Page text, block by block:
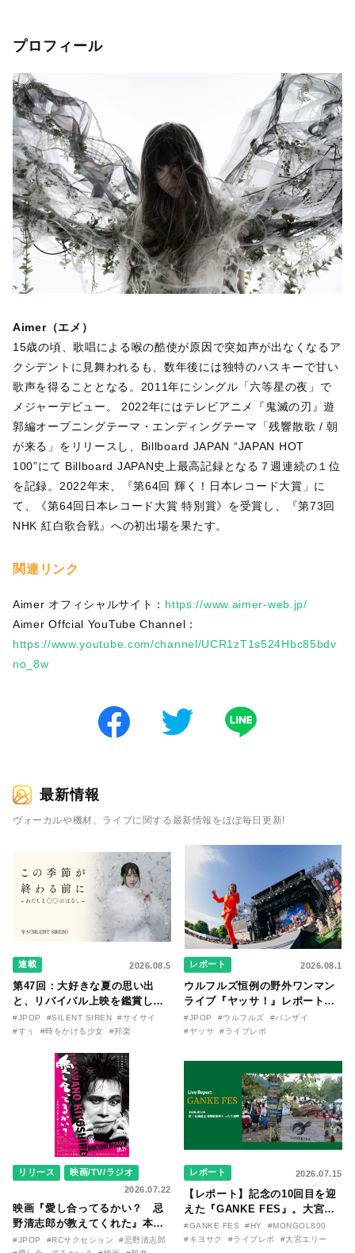
プロフィール
Aimer（エメ）
15歳の頃、歌唱による喉の酷使が原因で突如声が出なくなるア
クシデントに見舞われるも、数年後には独特のハスキーで甘い
歌声を得ることとなる。2011年にシングル「六等星の夜」で
メジャーデビュー。 2022年にはテレビアニメ『鬼滅の刃』遊
郭編オープニングテーマ・エンディングテーマ「残響散歌 / 朝
が来る」をリリースし、Billboard JAPAN “JAPAN HOT
100”にて Billboard JAPAN史上最高記録となる７週連続の１位
を記録。2022年末、『第64回 輝く！日本レコード大賞」に
て、《第64回日本レコード大賞 特別賞》を受賞し、『第73回
NHK 紅白歌合戦』への初出場を果たす。
関連リンク
Aimer オフィシャルサイト： https://www.aimer-web.jp/
Aimer Offcial YouTube Channel：
https://www.youtube.com/channel/UCR1zT1s524Hbc85bdv
no_8w
最新情報
ヴォーカルや機材、ライブに関する最新情報をほぼ毎日更新!
連載 2026.08.5
第47回：大好きな夏の思い出
と、リバイバル上映を鑑賞した
『時をかける少女』のおはなし
〜SILENT SIREN・すぅ『この
〇のはなし〜』
#JPOP #SILENT SIREN
#サイサイ
#すぅ
#時をかける少女 #邦楽
レポート 2026.08.1
ウルフルズ恒例の野外ワンマン
ライブ『ヤッサ！』レポート！
リリースから30年を迎えたアル
バム『バンザイ』完全再現に、
た日。
#JPOP #ウルフルズ
#バンザイ
#ヤッサ
#ライブレポ
リリース
映画/TV/ラジオ
2026.07.22
映画『愛し合ってるかい？ 忌
野清志郎が教えてくれた』本予
告映像とキービジュアルがつい
#JPOP #RCサクセション
#忌野清志郎
レポート 2026.07.15
【レポート】記念の10回目を迎
えた『GANKE FES』。大宮エ
リー作『アイヌの神々の崖』を
前に、キヨサク
#GANKE FES #HY
#MONGOL800
#キヨサク
#ライブレポ #大宮エリー